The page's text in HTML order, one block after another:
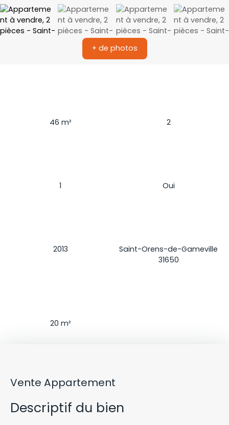
+ de photos
46 m²
2
1
Oui
2013
Saint-Orens-de-Gameville
31650
20 m²
Vente Appartement
Descriptif du bien